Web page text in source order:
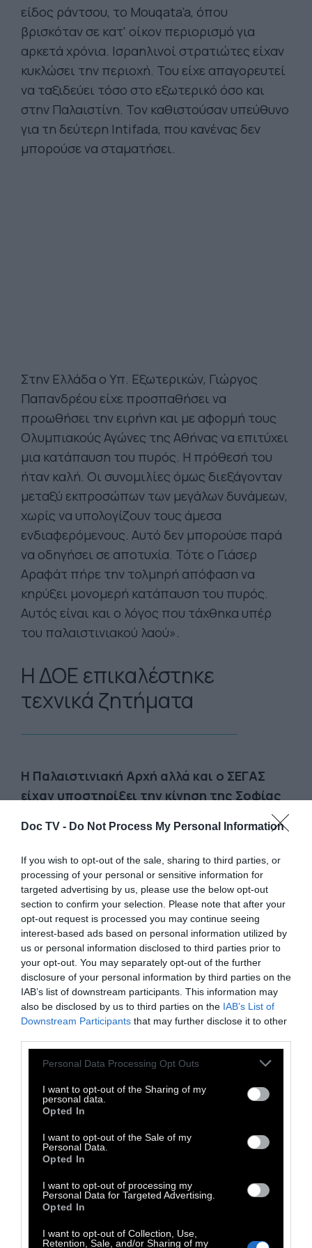
Doc TV - Do Not Process My Personal Information
If you wish to opt-out of the sale, sharing to third parties, or
processing of your personal or sensitive information for
targeted advertising by us, please use the below opt-out
section to confirm your selection. Please note that after your
opt-out request is processed you may continue seeing
interest-based ads based on personal information utilized by
us or personal information disclosed to third parties prior to
your opt-out. You may separately opt-out of the further
disclosure of your personal information by third parties on the
IAB’s list of downstream participants. This information may
also be disclosed by us to third parties on the IAB’s List of
Downstream Participants that may further disclose it to other
Personal Data Processing Opt Outs
I want to opt-out of the Sharing of my
personal data.
Opted In
I want to opt-out of the Sale of my
Personal Data.
Opted In
I want to opt-out of processing my
Personal Data for Targeted Advertising.
Opted In
I want to opt-out of Collection, Use,
Retention, Sale, and/or Sharing of my
είδος ράντσου, το Mouqata’a, όπου
βρισκόταν σε κατ' οίκον περιορισμό για
αρκετά χρόνια. Ισραηλινοί στρατιώτες είχαν
κυκλώσει την περιοχή. Του είχε απαγορευτεί
να ταξιδεύει τόσο στο εξωτερικό όσο και
στην Παλαιστίνη. Τον καθιστούσαν υπεύθυνο
για τη δεύτερη Intifada, που κανένας δεν
μπορούσε να σταματήσει.
Στην Ελλάδα ο Υπ. Εξωτερικών, Γιώργος
Παπανδρέου είχε προσπαθήσει να
προωθήσει την ειρήνη και με αφορμή τους
Ολυμπιακούς Αγώνες της Αθήνας να επιτύχει
μια κατάπαυση του πυρός. Η πρόθεσή του
ήταν καλή. Οι συνομιλίες όμως διεξάγονταν
μεταξύ εκπροσώπων των μεγάλων δυνάμεων,
χωρίς να υπολογίζουν τους άμεσα
ενδιαφερόμενους. Αυτό δεν μπορούσε παρά
να οδηγήσει σε αποτυχία. Τότε ο Γιάσερ
Αραφάτ πήρε την τολμηρή απόφαση να
κηρύξει μονομερή κατάπαυση του πυρός.
Αυτός είναι και ο λόγος που τάχθηκα υπέρ
του παλαιστινιακού λαού».
Η ΔΟΕ επικαλέστηκε
τεχνικά ζητήματα
Η Παλαιστινιακή Αρχή αλλά και ο ΣΕΓΑΣ
είχαν υποστηρίξει την κίνηση της Σοφίας
Διεθνής Ολυμπιακή Επιτροπή δεν έκανε
δεκτό το αίτημα επικαλούμενη τεχνικά
ζητήματα.«Νιώθω λυπημένη για την
απόφαση της ΔΟΕ. Δεν ήταν θέμα καθαρά
αγωνιστικό η συμμετοχή μου. Ήταν μια
συμβολική πράξη για να φωνάξω με την
παρουσία μου για την ειρήνη και τα ιδεώδη
των Ολυμπιακών Αγώνων. Πιστεύω ότι θα
πρέπει να ρωτήσετε τη ΔΟΕ για τον
αποκλεισμό μου. Έπρεπε να σκεφθεί η ΔΟΕ
τι ήθελα να δείξω με τη συμμετοχή μου.
Όμως δεν θα σταματήσω εδώ. Θα συνεχίσω
τις προσπάθειές μου και αυτό ήταν το
πρώτο βήμα. Από τη στιγμή που πήγα στην
Παλαιστίνη και επέστρεψα στην Ελλάδα,
χέρι στον συνάνθρωπό μου, έχει γίνει για
μένα σκοπός ζωής. Βρήκα ένα λαό που ψάχνει
για την ταυτότητά του, την καθημερινότητά
του, την πατρίδα του και την ειρήνη» δήλωσε